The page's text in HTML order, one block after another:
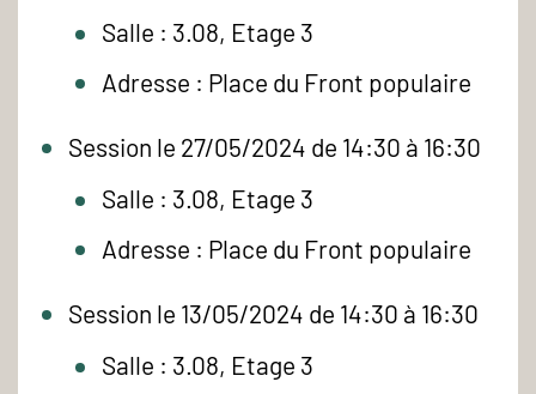
Salle : 3.08, Etage 3
Adresse : Place du Front populaire
Session le 27/05/2024 de 14:30 à 16:30
Salle : 3.08, Etage 3
Adresse : Place du Front populaire
Session le 13/05/2024 de 14:30 à 16:30
Salle : 3.08, Etage 3